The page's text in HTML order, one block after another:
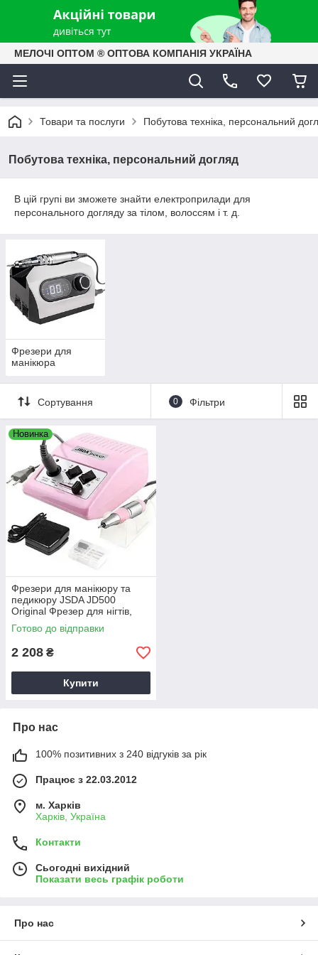
МЕЛОЧІ ОПТОМ ® ОПТОВА КОМПАНІЯ УКРАЇНА
Товари та послуги Побутова техніка, персональний
Побутова техніка, персональний догляд
В цій групі ви зможете знайти електроприлади для
персонального догляду за тілом, волоссям і т. д.
Фрезери для
манікюра
Сортування 0 Фільтри
Новинка
Фрезери для манікюру та
педикюру JSDA JD500
Original Фрезер для нігтів,
Фрезер манікюрний
Готово до відправки
2 208 ₴
Купити
Про нас
100% позитивних з 240 відгуків за рік
Працює з 22.03.2012
м. Харків
Харків, Україна
Контакти
Сьогодні вихідний
Показати весь графік роботи
Про нас